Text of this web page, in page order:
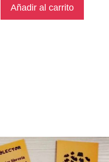
Añadir al carrito